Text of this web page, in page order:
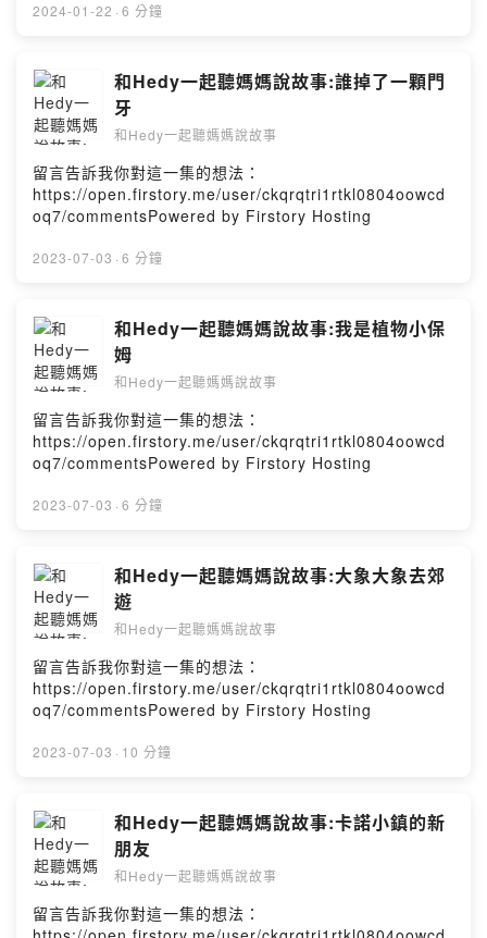
2024-01-22 · 6 分鐘
和Hedy一起聽媽媽說故事:誰掉了一顆門
牙
和Hedy一起聽媽媽說故事
留言告訴我你對這一集的想法：
https://open.firstory.me/user/ckqrqtri1rtkl0804oowcd
oq7/commentsPowered by Firstory Hosting
2023-07-03 · 6 分鐘
和Hedy一起聽媽媽說故事:我是植物小保
姆
和Hedy一起聽媽媽說故事
留言告訴我你對這一集的想法：
https://open.firstory.me/user/ckqrqtri1rtkl0804oowcd
oq7/commentsPowered by Firstory Hosting
2023-07-03 · 6 分鐘
和Hedy一起聽媽媽說故事:大象大象去郊
遊
和Hedy一起聽媽媽說故事
留言告訴我你對這一集的想法：
https://open.firstory.me/user/ckqrqtri1rtkl0804oowcd
oq7/commentsPowered by Firstory Hosting
2023-07-03 · 10 分鐘
和Hedy一起聽媽媽說故事:卡諾小鎮的新
朋友
和Hedy一起聽媽媽說故事
留言告訴我你對這一集的想法：